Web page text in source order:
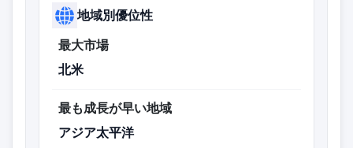
地域別優位性
最大市場
北米
最も成長が早い地域
アジア太平洋